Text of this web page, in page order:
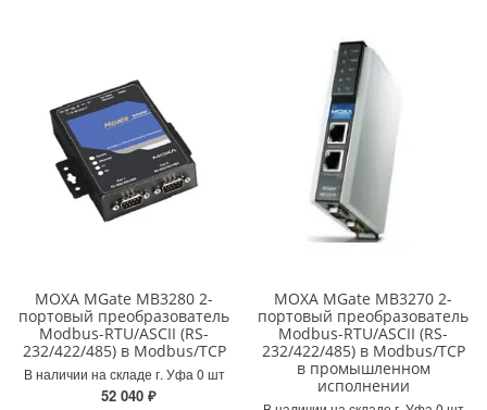
MOXA MGate MB3280 2-
портовый преобразователь
Modbus-RTU/ASCII (RS-
232/422/485) в Modbus/TCP
В наличии на складе г. Уфа 0 шт
52 040 ₽
MOXA MGate MB3270 2-
портовый преобразователь
Modbus-RTU/ASCII (RS-
232/422/485) в Modbus/TCP
в промышленном
исполнении